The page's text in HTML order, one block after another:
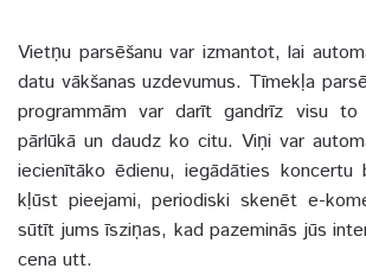
Vietņu parsēšanu var izmantot, lai
datu vākšanas uzdevumus. Tīmekļa
programmām var darīt gandrīz visu
pārlūkā un daudz ko citu. Viņi var
iecienītāko ēdienu, iegādāties
kļūst pieejami, periodiski skenēt e-
sūtīt jums īsziņas, kad pazeminās jūs
cena utt.